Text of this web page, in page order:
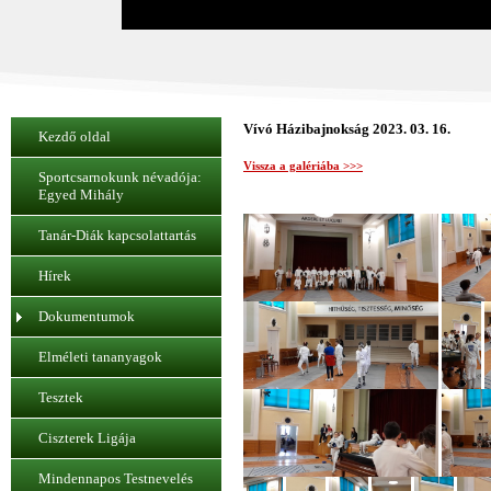
Kezdő oldal
Sportcsarnokunk névadója:
Egyed Mihály
Tanár-Diák kapcsolattartás
Hírek
Dokumentumok
Elméleti tananyagok
Tesztek
Ciszterek Ligája
Mindennapos Testnevelés
Vívó Házibajnokság 2023. 03. 16.
Vissza a galériába >>>